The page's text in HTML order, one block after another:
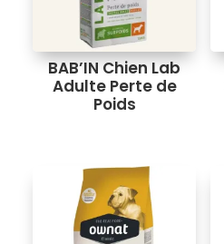
BAB’IN Chien Lab
Adulte Perte de
Poids